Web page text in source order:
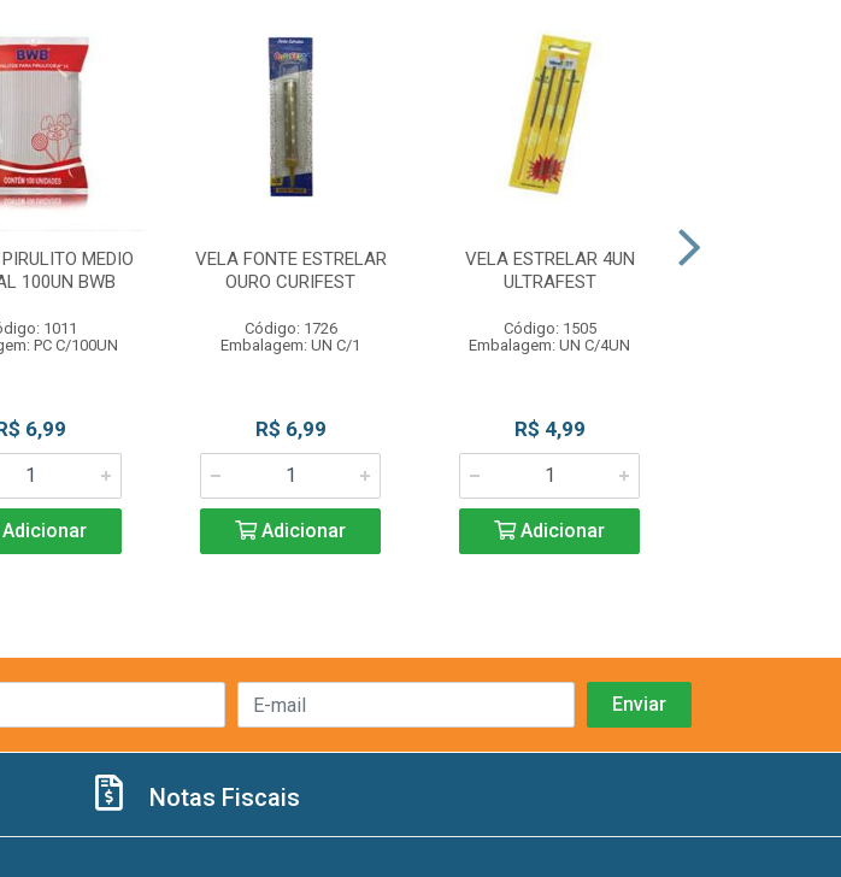
MEDIO
100UN BWB
1011
PC C/100UN
6,99
VELA FONTE ESTRELAR
OURO CURIFEST
Código: 1726
Embalagem: UN C/1
R$ 6,99
Adicionar
VELA ESTRELAR 4UN
ULTRAFEST
Código: 1505
Embalagem: UN C/4UN
R$ 4,99
Adicionar
Notas Fiscais